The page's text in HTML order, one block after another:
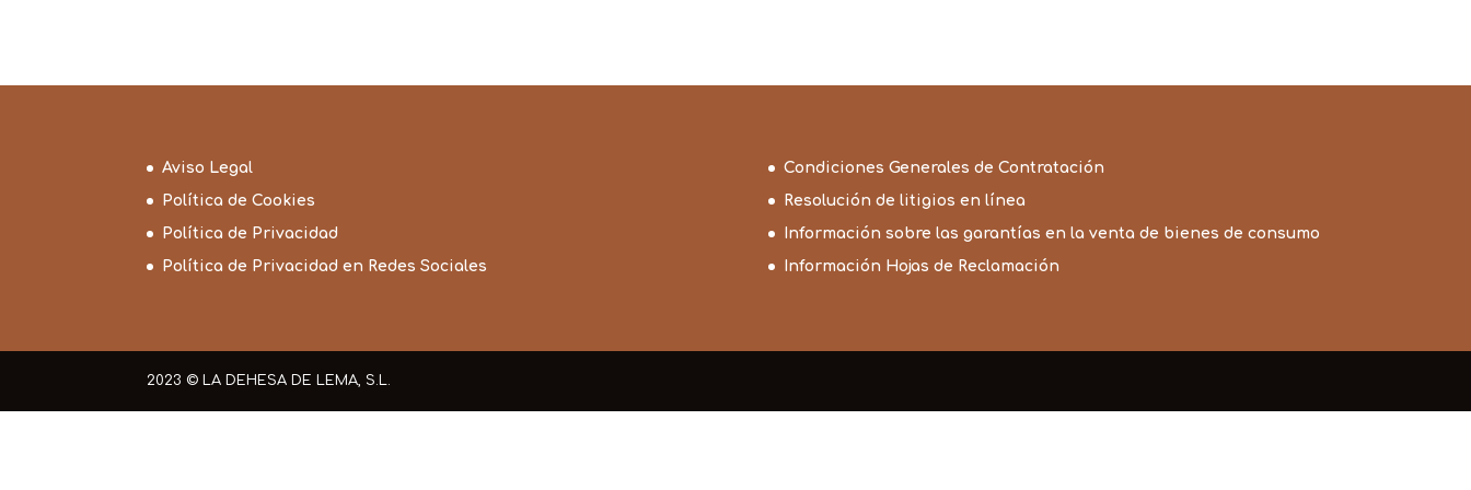
Aviso Legal
Política de Cookies
Política de Privacidad
Política de Privacidad en Redes Sociales
Condiciones Generales de Contratación
Resolución de litigios en línea
Información sobre las garantías en la venta de bienes de consumo
Información Hojas de Reclamación
2023 © LA DEHESA DE LEMA, S.L.